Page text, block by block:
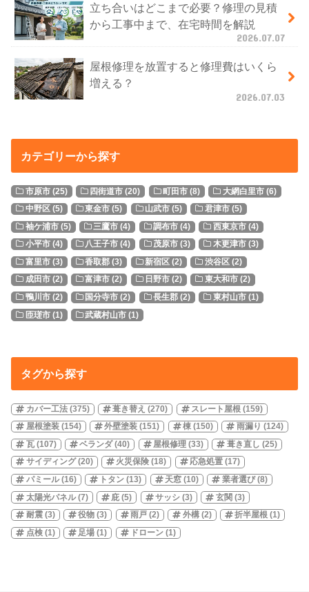
立ち合いはどこまで必要？修理の見積
から工事中まで、在宅時間を解説
2026.07.07
屋根修理を放置すると修理費はいくら
増える？
2026.07.03
カテゴリーから探す
市原市(25) 四街道市 (20) 町田市 (8) 大網白里市(6)
中野区(5) 東金市 (5) 山武市 (5) 君津市(5)
袖ケ浦市(5) 三鷹市 (4) 調布市 (4) 西東京市(4)
小平市(4) 八王子市 (4) 茂原市 (3) 木更津市(3)
富里市(3) 香取郡 (3) 新宿区 (2) 渋谷区(2)
成田市(2) 富津市 (2) 日野市 (2) 東大和市(2)
鴨川市(2) 国分寺市 (2) 長生郡 (2) 東村山市(1)
匝瑳市(1) 武蔵村山市 (1)
タグから探す
カバー工法(375) 葺き替え (270) スレート屋根 (159)
屋根塗装(154) 外壁塗装 (151) 棟 (150) 雨漏り (124)
瓦(107) ベランダ(40) 屋根修理 (33) 葺き直し (25)
サイディング(20) 火災保険 (18) 応急処置 (17)
パミール(16) トタン (13) 天窓 (10) 業者選び(8)
太陽光パネル(7) 庇 (5) サッシ (3) 玄関 (3)
耐震(3) 役物 (3) 雨戸 (2) 外構(2) 折半屋根 (1)
点検(1) 足場 (1) ドローン (1)